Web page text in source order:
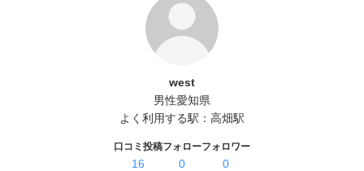
west
男性愛知県
よく利用する駅： 高畑駅
口コミ投稿
16
フォロー
0
フォロワー
0